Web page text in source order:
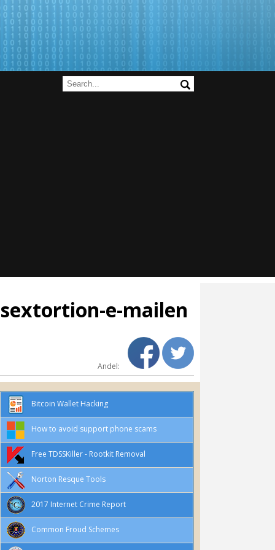
e-mailen
Andel:
Bitcoin Wallet Hacking
How to avoid support phone scams
Free TDSSKiller - Rootkit Removal
Norton Resque Tools
2017 Internet Crime Report
Common Froud Schemes